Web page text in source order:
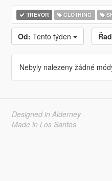
TREVOR CLOTHING
Od: Tento týden
Nebyly nalezeny žádné
Designed in Alderney
Made in Los Santos